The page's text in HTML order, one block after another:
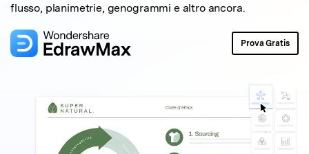
flusso, planimetrie, genogrammi e altro ancora.
Prova Gratis